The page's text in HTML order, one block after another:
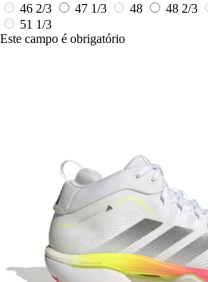
46 2/3
47 1/3 48 48 2/3
51 1/3
Este campo é obrigatório